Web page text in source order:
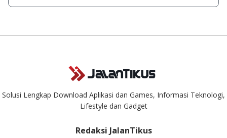
singkat.
Kami dengan senang hati menjawab setiap pertanyaan yang
Solusi Lengkap Download Aplikasi dan Games, Informasi Teknologi,
Lifestyle dan Gadget
Redaksi JalanTikus